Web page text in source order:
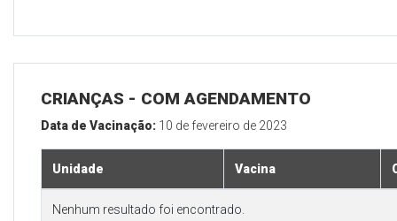
CRIANÇAS - COM AGENDAMENTO
Data de Vacinação: 10 de fevereiro de 2023
Unidade Vacina
Nenhum resultado foi encontrado.